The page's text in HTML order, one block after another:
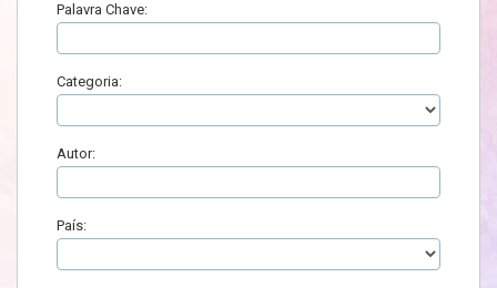
Palavra Chave:
Categoria:
Autor:
País: